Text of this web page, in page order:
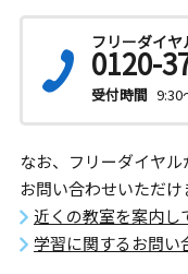
フリーダイヤ
0120-
受付時間 9:30
なお、フリーダイヤ
お問い合わせいただけ
近くの教室を案内し
学習に関するお問い